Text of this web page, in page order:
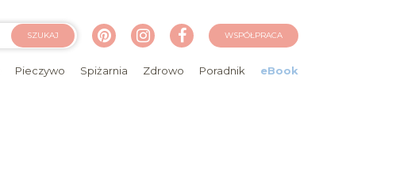
SZUKAJ WSPÓŁPRACA
Pieczywo Spiżarnia Zdrowo Poradnik eBook